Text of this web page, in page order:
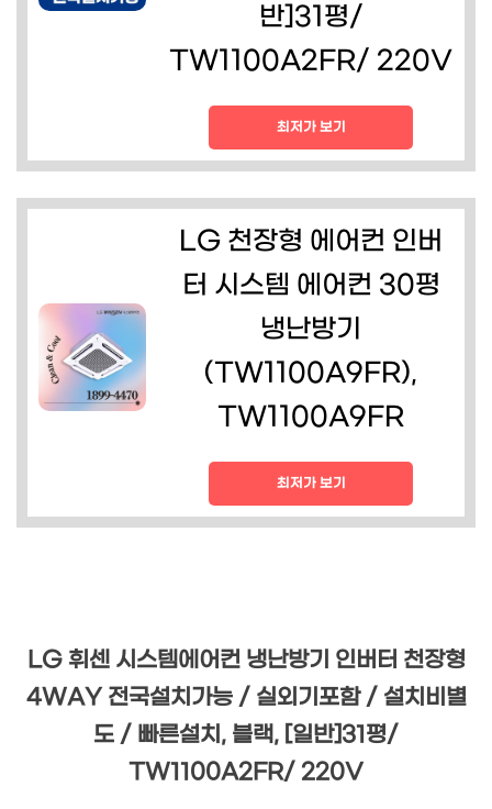
반]31평/
TW1100A2FR/ 220V
최저가 보기
LG 천장형 에어컨 인버
터 시스템 에어컨 30평
냉난방기
(TW1100A9FR),
TW1100A9FR
최저가 보기
LG 휘센 시스템에어컨 냉난방기 인버터 천장형
4WAY 전국설치가능 / 실외기포함 / 설치비별
도 / 빠른설치, 블랙, [일반]31평/
TW1100A2FR/ 220V